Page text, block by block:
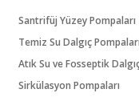
Santrifüj Yüzey Pompaları
Temiz Su Dalgıç Pompaları
Atık Su ve Fosseptik
Sirkülasyon Pompaları